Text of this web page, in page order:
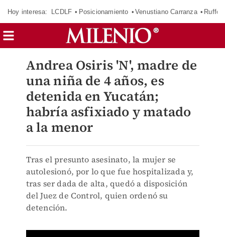
Hoy interesa: LCDLF Posicionamiento Venustiano Carranza Ruffo
Andrea Osiris 'N', madre de
una niña de 4 años, es
detenida en Yucatán;
habría asfixiado y matado
a la menor
Tras el presunto asesinato, la mujer se
autolesionó, por lo que fue hospitalizada y,
tras ser dada de alta, quedó a disposición
del Juez de Control, quien ordenó su
detención.